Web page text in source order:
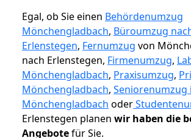
Egal, ob Sie einen Behördenumzug
Mönchengladbach, Büroumzug
Erlenstegen, Fernumzug von
nach Erlenstegen, Firmenumzug,
Mönchengladbach, Praxisumzug,
Mönchengladbach, Seniorenumzug
Mönchengladbach oder
Erlenstegen planen wir haben die
Angebotefür Sie.